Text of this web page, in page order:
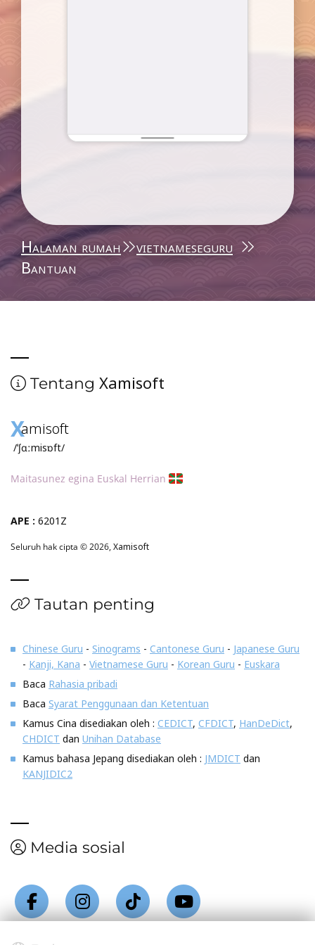
Halaman rumah
vietnameseguru
Bantuan
Tentang Xamisoft
Xamisoft
/ˈʃɑːmisɒft/
Maitasunez egina Euskal Herrian
APE : 6201Z
Seluruh hak cipta © 2026,Xamisoft
Tautan penting
Chinese Guru - Sinograms - Cantonese Guru - Japanese Guru
- Kanji, Kana - Vietnamese Guru - Korean Guru - Euskara
Baca Rahasia pribadi
Baca Syarat Penggunaan dan Ketentuan
Kamus Cina disediakan oleh : CEDICT, CFDICT, HanDeDict,
CHDICT dan Unihan Database
Kamus bahasa Jepang disediakan oleh : JMDICT dan
KANJIDIC2
Media sosial